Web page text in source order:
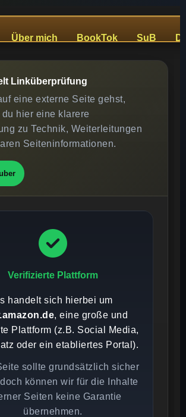
Über mich BookTok SuB
Linküberprüfung
eine externe Seite gehst,
du hier eine klarere
zu Technik, Weiterleitungen
Seiteninformationen.
Verifizierte Plattform
handelt sich hierbei um
, eine große und
Plattform (z.B. Social Media,
oder ein etabliertes Portal).
sollte grundsätzlich sicher
können wir für die Inhalte
Seiten keine Garantie
übernehmen.